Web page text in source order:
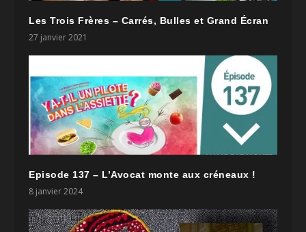
Les Trois Frères – Carrés, Bulles et Grand Écran
27 janvier 2021
Episode 137 – L’Avocat monte aux créneaux !
8 janvier 2024